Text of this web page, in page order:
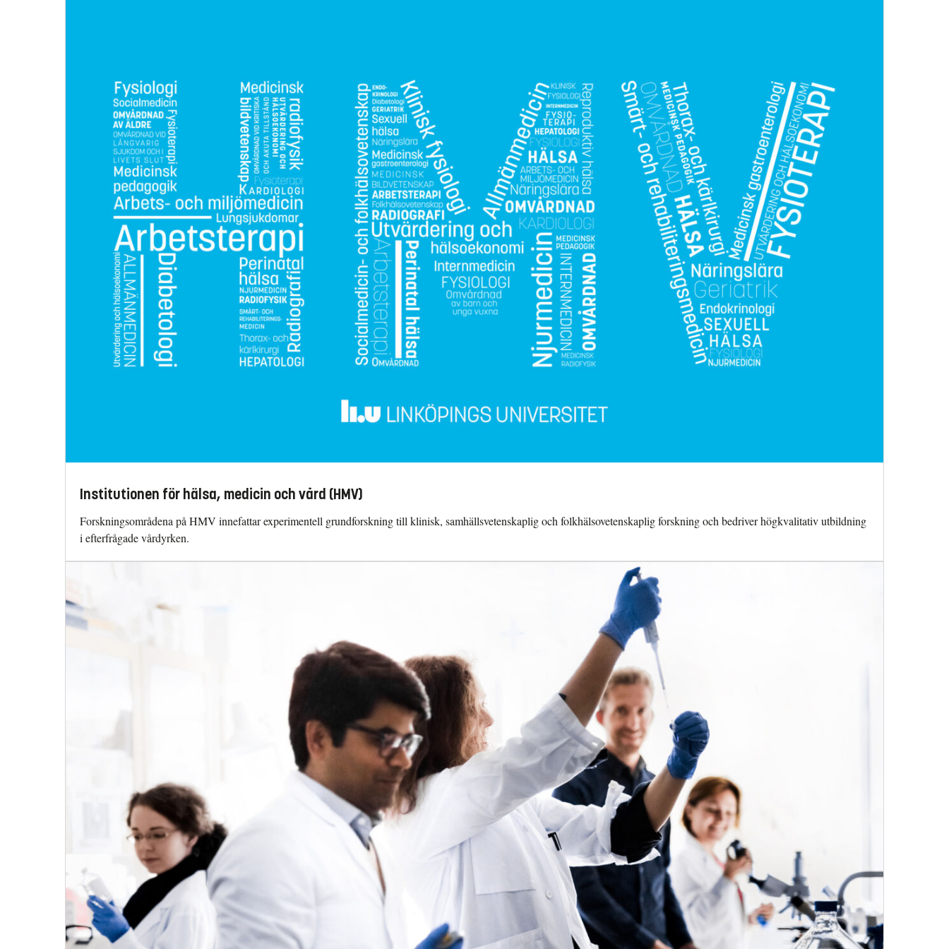
Institutionen för hälsa, medicin och vård (HMV)
Forskningsområdena på HMV innefattar experimentell grundforskning till klinisk, samhällsvetenskaplig och folkhälsovetenskaplig forskning och bedriver högkvalitativ utbildning
i efterfrågade vårdyrken.